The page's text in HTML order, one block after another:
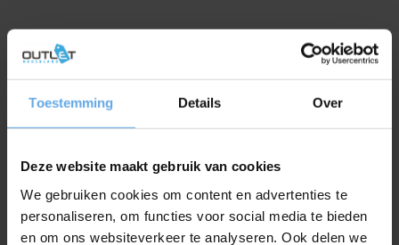
Toestemming Details Over
Deze website maakt gebruik van cookies
We gebruiken cookies om content en advertenties te
personaliseren, om functies voor social media te bieden
en om ons websiteverkeer te analyseren. Ook delen we
Beschrijving
Delen
Toevoegen aan vergelijking
Productomschrijving